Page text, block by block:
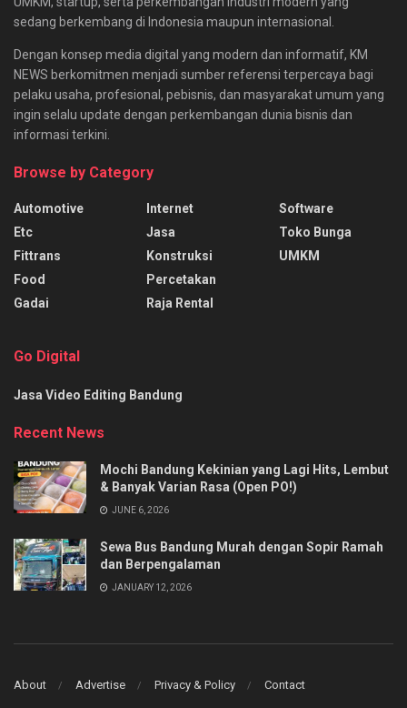
sedang berkembang di Indonesia maupun internasional.
Dengan konsep media digital yang modern dan informatif, KM
NEWS berkomitmen menjadi sumber referensi terpercaya bagi
pelaku usaha, profesional, pebisnis, dan masyarakat umum yang
ingin selalu update dengan perkembangan dunia bisnis dan
informasi terkini.
Browse by Category
Automotive
Etc
Fittrans
Food
Gadai
Internet
Jasa
Konstruksi
Percetakan
Raja Rental
Software
Toko Bunga
UMKM
Go Digital
Jasa Video Editing Bandung
Recent News
Mochi Bandung Kekinian yang Lagi Hits, Lembut
& Banyak Varian Rasa (Open PO!)
JUNE 6, 2026
Sewa Bus Bandung Murah dengan Sopir Ramah
dan Berpengalaman
JANUARY 12, 2026
About Advertise Privacy & Policy Contact